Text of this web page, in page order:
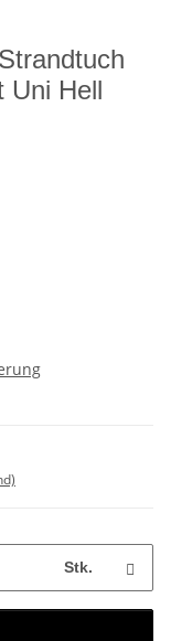
Uni Hell
Stk.